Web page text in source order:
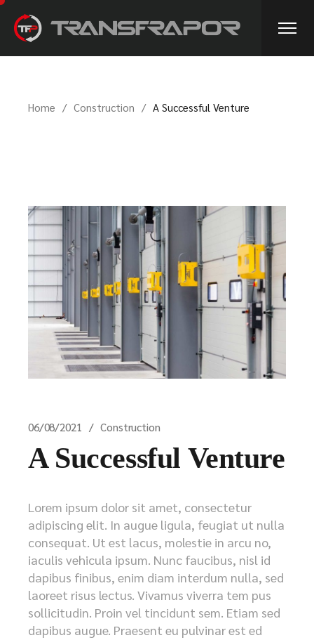
Home Construction A Successful Venture
06/08/2021 Construction
A Successful Venture
Lorem ipsum dolor sit amet, consectetur
adipiscing elit. In augue ligula, feugiat ut nulla
consequat. Ut est lacus, molestie in arcu no,
iaculis vehicula ipsum. Nunc faucibus, nisl id
dapibus finibus, enim diam interdum nulla, sed
laoreet risus lectus. Vivamus viverra tem pus
sollicitudin. Proin vel tincidunt sem. Etiam sed
dapibus augue. Praesent eu pulvinar est ed